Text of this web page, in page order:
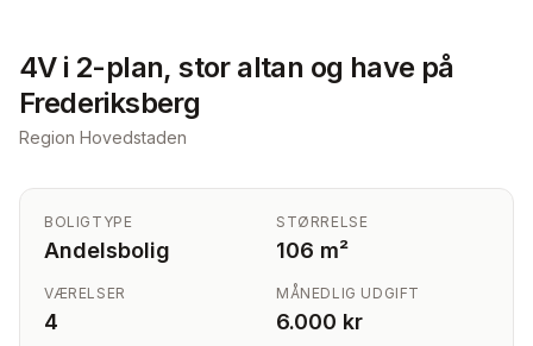
4V i 2-plan, stor altan og have på
Frederiksberg
Region Hovedstaden
BOLIGTYPE
Andelsbolig
STØRRELSE
106 m²
VÆRELSER
4
MÅNEDLIG UDGIFT
6.000 kr